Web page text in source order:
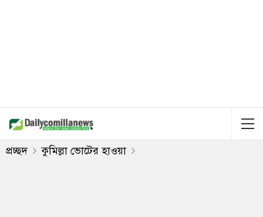
প্রচ্ছদ কুমিল্লা ভোটের হাওয়া